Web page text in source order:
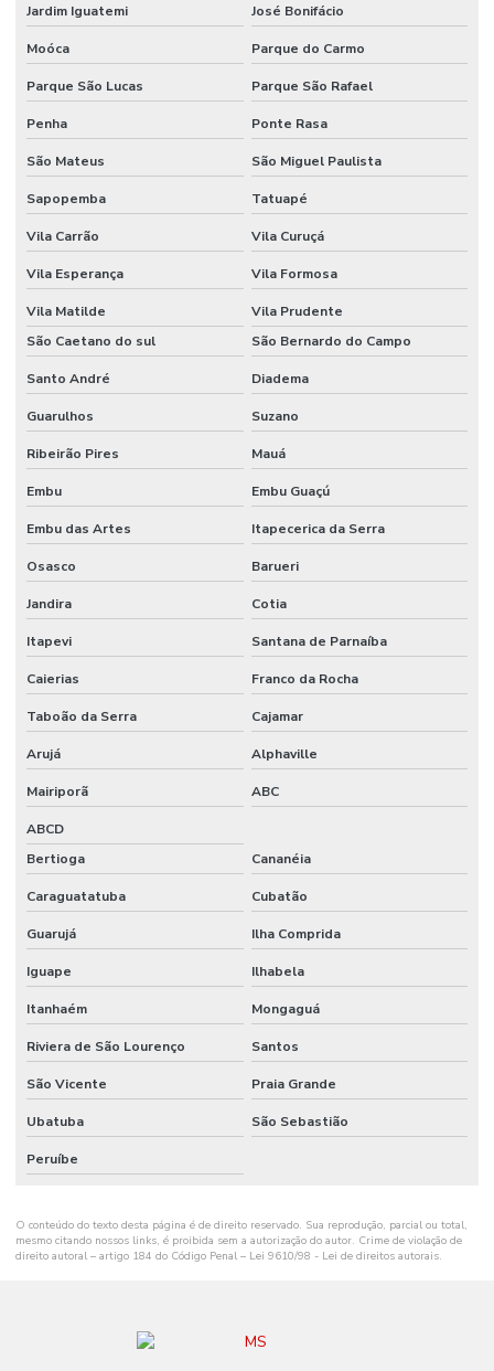
Fornecedor De Etiquetas Adesivas Paraná
Fornecedor De Etiquetas Adesivas Sul
Fornecedor De Etiquetas Com Cola Hotmelt
Fornecedor De Etiquetas No Rio Grande Do Sul
Fornecedor De Etiquetas Térmicas Adesivas Em Minas Gerais
Fornecedor De Ribbon Cera No Paraná
Fornecedor Ribbon Cera 110x74 Em Minas Gerais
Fornecedores De Etiquetas Bopp Adesiva No Paraná
Fornecedores De Etiquetas Para Móveis Rs
Fornecedores De Etiquetas Removíveis
Fornecedores De Etiquetas Tag Para Roupas
Fornecedores De Etiquetas Térmicas Adesivas No Paraná
Fornecedores De Ribbon Cera Sul
Onde Comprar Etiquetas Couche Paraná
Onde Comprar Etiquetas Para Roupas Em Paraná
Onde Comprar Etiquetas Térmicas Adesivas No Sul
Onde Comprar Ribbon Cera 1 Polegada
Onde Comprar Ribbon Cera 110x74 No Paraná
Onde Comprar Ribbon Cera No Sul
Onde Comprar Ribbon Misto Paraná
Preço De Etiqueta De Gondola Branca Ou Amarela
Ribbon Cera 110mm
Ribbon Cera 110mm Distribuidor Em Mg
Ribbon Cera 110mm Para Impressão
Jardim Iguatemi José Bonifácio
Moóca Parque do Carmo
Parque São Lucas Parque São Rafael
Penha Ponte Rasa
São Mateus São Miguel Paulista
Sapopemba Tatuapé
Vila Carrão Vila Curuçá
Vila Esperança Vila Formosa
Vila Matilde
Vila Prudente
São Caetano do sul
São Bernardo do Campo
Santo André Diadema
Guarulhos Suzano
Ribeirão Pires Mauá
Embu Embu Guaçú
Embu das Artes Itapecerica da Serra
Osasco Barueri
Jandira Cotia
Itapevi Santana de Parnaíba
Caierias Franco da Rocha
Taboão da Serra Cajamar
Arujá Alphaville
Mairiporã ABC
ABCD
Bertioga
Cananéia
Caraguatatuba Cubatão
Guarujá Ilha Comprida
Iguape Ilhabela
Itanhaém Mongaguá
Riviera de São Lourenço Santos
São Vicente Praia Grande
Ubatuba São Sebastião
Peruíbe
O conteúdo do texto desta página é de direito reservado. Sua reprodução, parcial ou total,
mesmo citando nossos links, é proibida sem a autorização do autor. Crime de violação de
direito autoral – artigo 184 do Código Penal – Lei 9610/98 - Lei de direitos autorais.